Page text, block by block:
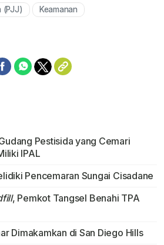
(PJJ) Keamanan
Pestisida yang Cemari
IPAL
Pencemaran Sungai Cisadane
, Pemkot Tangsel Benahi TPA
Dimakamkan di San Diego Hills